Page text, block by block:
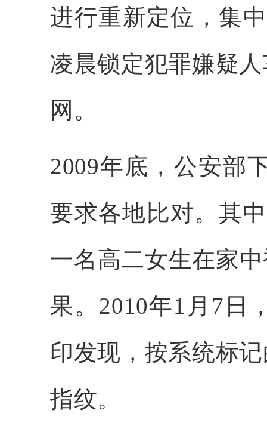
进行重新定位，集
凌晨锁定犯罪嫌疑
网。
2009年底，公安部
要求各地比对。其
一名高二女生在家
果。2010年1月7日
印发现，按系统标
指纹。